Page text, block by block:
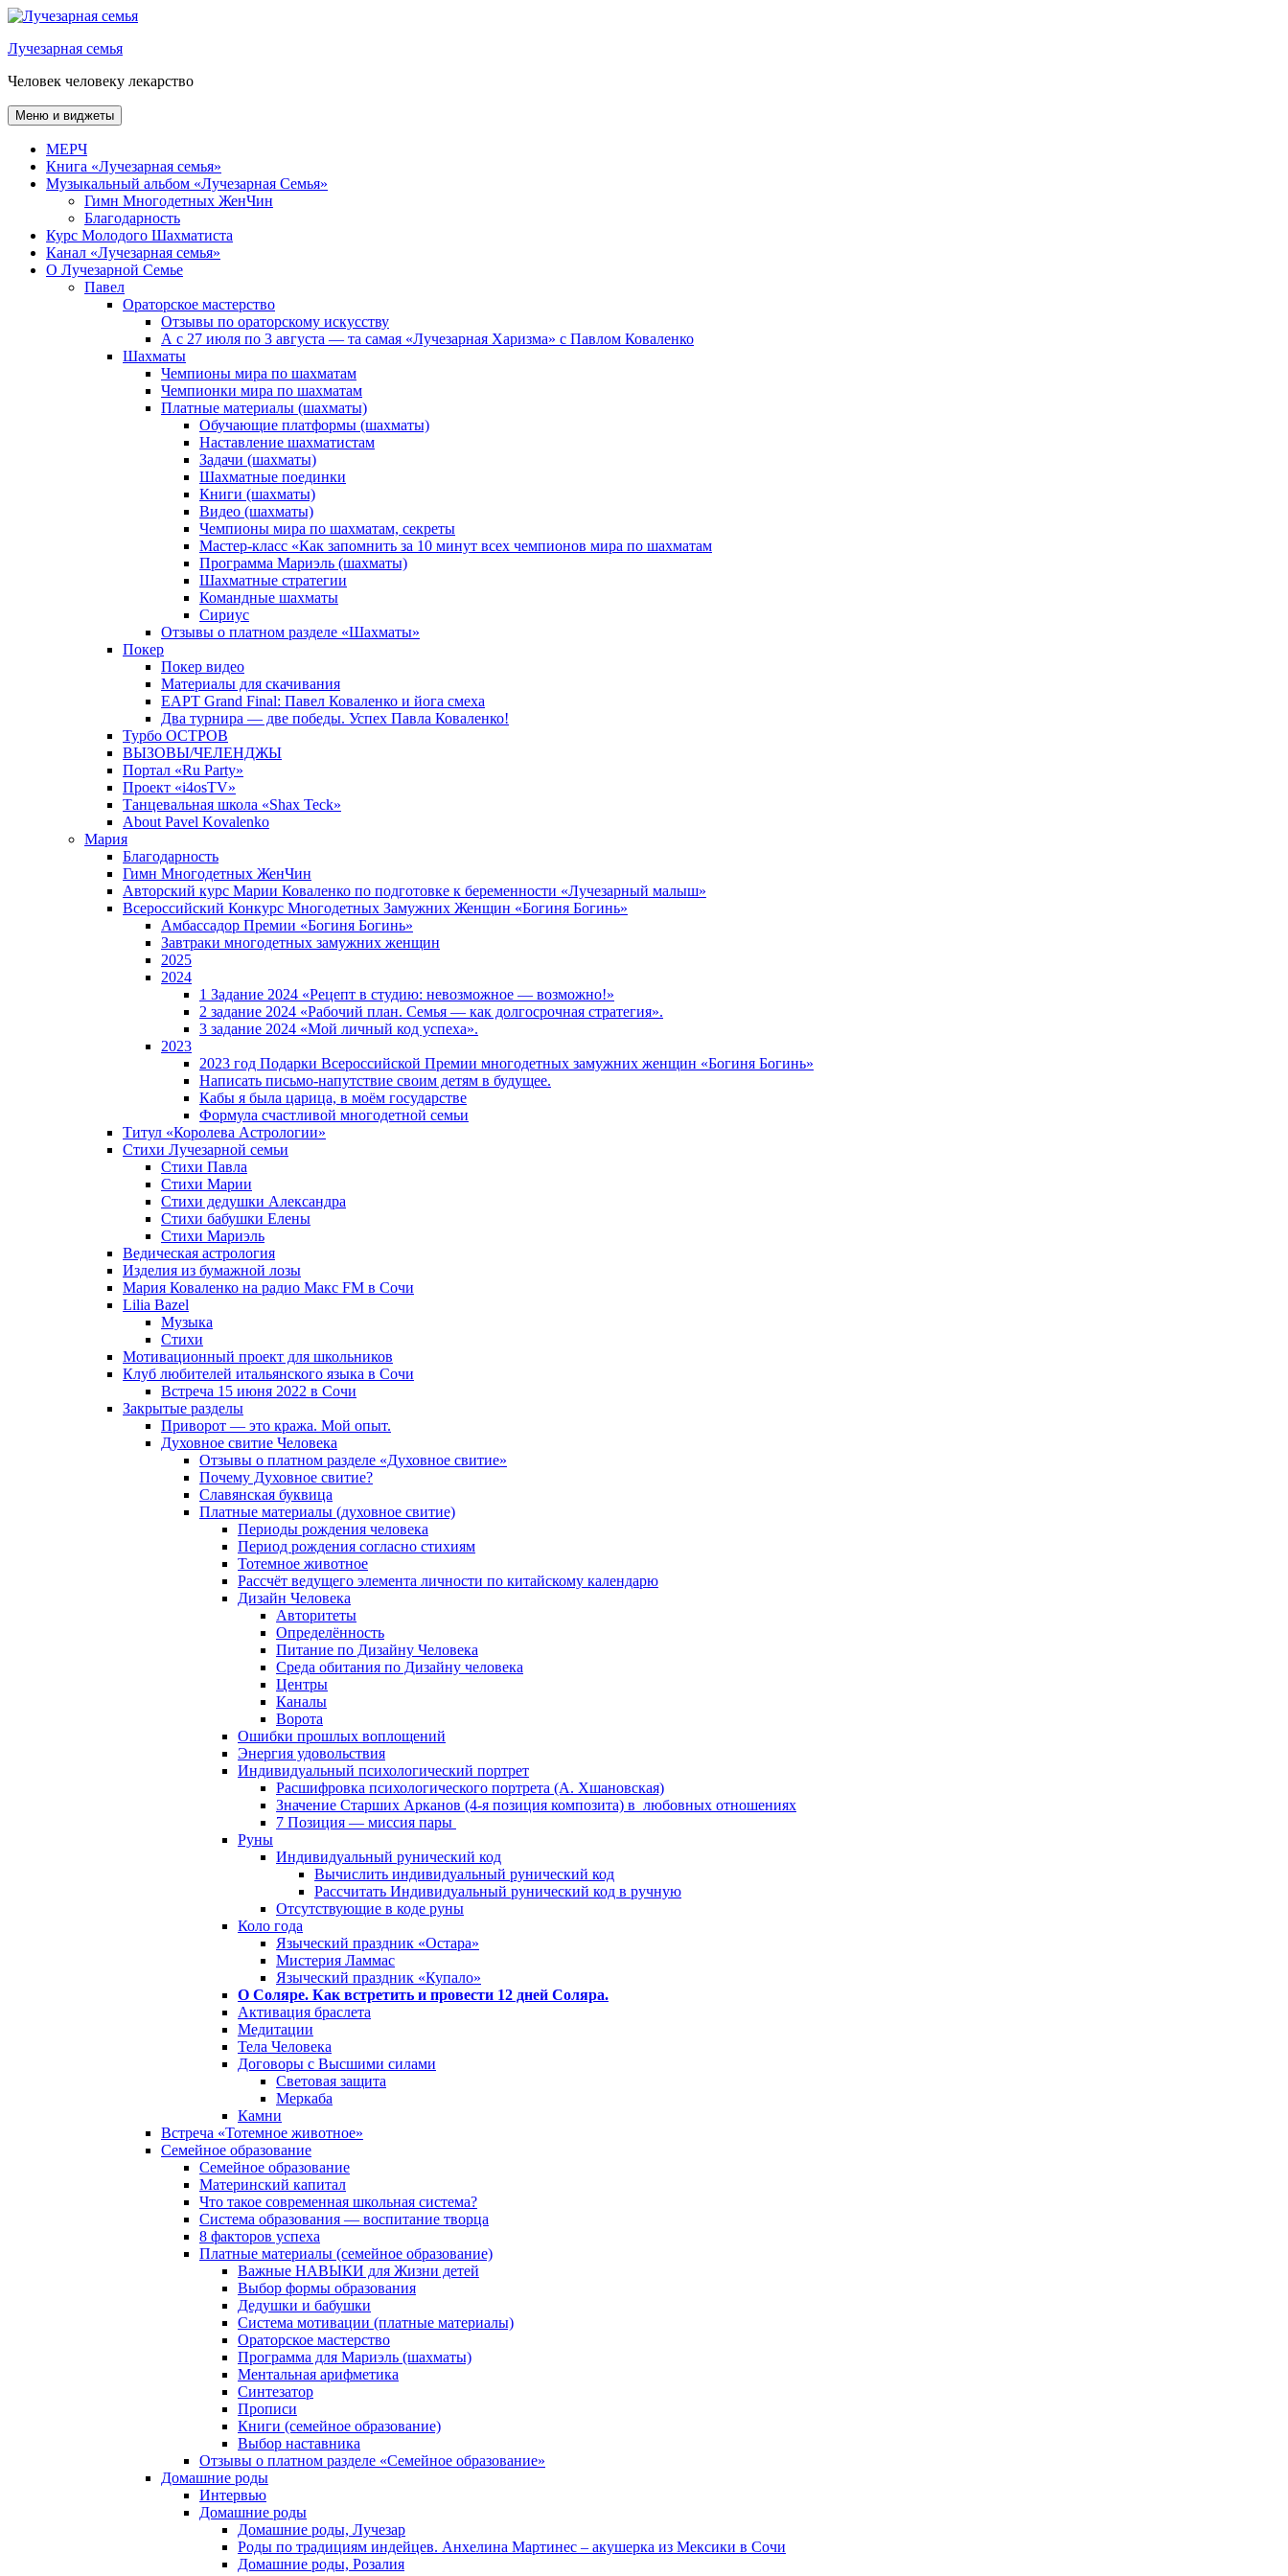
Перейти
содержимому
Лучезарная семья
Человек человеку лекарство
Меню и виджеты
МЕРЧ
Книга «Лучезарная семья»
Музыкальный альбом «Лучезарная Семья»
Гимн Многодетных ЖенЧин
Благодарность
Курс Молодого Шахматиста
Канал «Лучезарная семья»
О Лучезарной Семье
Павел
Ораторское мастерство
Отзывы по ораторскому искусству
А с 27 июля по 3 августа — та самая «Лучезарная Харизма» с Павлом Коваленко
Шахматы
Чемпионы мира по шахматам
Чемпионки мира по шахматам
Платные материалы (шахматы)
Обучающие платформы (шахматы)
Наставление шахматистам
Задачи (шахматы)
Шахматные поединки
Книги (шахматы)
Видео (шахматы)
Чемпионы мира по шахматам, секреты
Мастер-класс «Как запомнить за 10 минут всех чемпионов мира по шахматам
Программа Мариэль (шахматы)
Шахматные стратегии
Командные шахматы
Сириус
Отзывы о платном разделе «Шахматы»
Покер
Покер видео
Материалы для скачивания
EAPT Grand Final: Павел Коваленко и йога смеха
Два турнира — две победы. Успех Павла Коваленко!
Турбо ОСТРОВ
ВЫЗОВЫ/ЧЕЛЕНДЖЫ
Портал «Ru Party»
Проект «i4osTV»
Танцевальная школа «Shax Teck»
About Pavel Kovalenko
Мария
Благодарность
Гимн Многодетных ЖенЧин
Авторский курс Марии Коваленко по подготовке к беременности «Лучезарный малыш»
Всероссийский Конкурс Многодетных Замужних Женщин «Богиня Богинь»
Амбассадор Премии «Богиня Богинь»
Завтраки многодетных замужних женщин
2025
2024
1 Задание 2024 «Рецепт в студию: невозможное — возможно!»
2 задание 2024 «Рабочий план. Семья — как долгосрочная стратегия».
3 задание 2024 «Мой личный код успеха».
2023
2023 год Подарки Всероссийской Премии многодетных замужних женщин «Богиня Богинь»
Написать письмо-напутствие своим детям в будущее.
Кабы я была царица, в моëм государстве
Формула счастливой многодетной семьи
Титул «Королева Астрологии»
Стихи Лучезарной семьи
Стихи Павла
Стихи Марии
Стихи дедушки Александра
Стихи бабушки Елены
Стихи Мариэль
Ведическая астрология
Изделия из бумажной лозы
Мария Коваленко на радио Maкс FM в Сочи
Lilia Bazel
Музыка
Cтихи
Мотивационный проект для школьников
Клуб любителей итальянского языка в Сочи
Встреча 15 июня 2022 в Сочи
Закрытые разделы
Приворот — это кража. Мой опыт.
Духовное свитие Человека
Отзывы о платном разделе «Духовное свитие»
Почему Духовное свитие?
Славянская буквица
Платные материалы (духовное свитие)
Периоды рождения человека
Период рождения согласно стихиям
Тотемное животное
Рассчёт ведущего элемента личности по китайскому календарю
Дизайн Человека
Авторитеты
Определённость
Питание по Дизайну Человека
Среда обитания по Дизайну человека
Центры
Каналы
Ворота
Ошибки прошлых воплощений
Энергия удовольствия
Индивидуальный психологический портрет
Расшифровка психологического портрета (А. Хшановская)
Значение Старших Арканов (4-я позиция композита) в любовных отношениях
7 Позиция — миссия пары
Руны
Индивидуальный рунический код
Вычислить индивидуальный рунический код
Рассчитать Индивидуальный рунический код в ручную
Отсутствующие в коде руны
Коло года
Языческий праздник «Остара»
Мистерия Ламмас
Языческий праздник «Купало»
О Соляре. Как встретить и провести 12 дней Соляра.
Активация браслета
Медитации
Тела Человека
Договоры с Высшими силами
Световая защита
Меркаба
Камни
Встреча «Тотемное животное»
Семейное образование
Семейное образование
Материнский капитал
Что такое современная школьная система?
Система образования — воспитание творца
8 факторов успеха
Платные материалы (семейное образование)
Важные НАВЫКИ для Жизни детей
Выбор формы образования
Дедушки и бабушки
Система мотивации (платные материалы)
Ораторское мастерство
Программа для Мариэль (шахматы)
Ментальная арифметика
Синтезатор
Прописи
Книги (семейное образование)
Выбор наставника
Отзывы о платном разделе «Семейное образование»
Домашние роды
Интервью
Домашние роды
Домашние роды, Лучезар
Роды по традициям индейцев. Анхелина Мартинес – акушерка из Мексики в Сочи
Домашние роды, Розалия